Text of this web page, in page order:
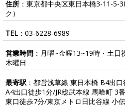
住所：東京都中央区東日本橋3-11-5-
ク）
TEL： 03-6228-6989
営業時間：月曜~金曜13~19時・土日
木曜日
最寄駅 ：都営浅草線 東日本橋 B4出
A4出口徒歩1分/JR総武本線 馬喰町 3
東口徒歩7分/東京メトロ日比谷線 小